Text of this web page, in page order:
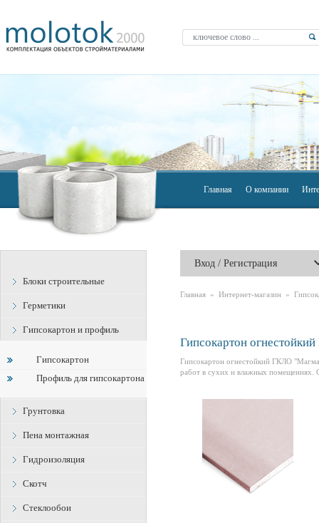
Главная О компании
Блоки строительные
Герметики
Гипсокартон и профиль
Гипсокартон
Профиль для гипсокартона
Грунтовка
Пена монтажная
Гидроизоляция
Скотч
Стеклообои
Вход / Регистрация
Главная » Интернет-магазин »
Гипсокартон
Гипсокартон огнестойкий ГКЛО
работ в сухих и влажных помещениях.